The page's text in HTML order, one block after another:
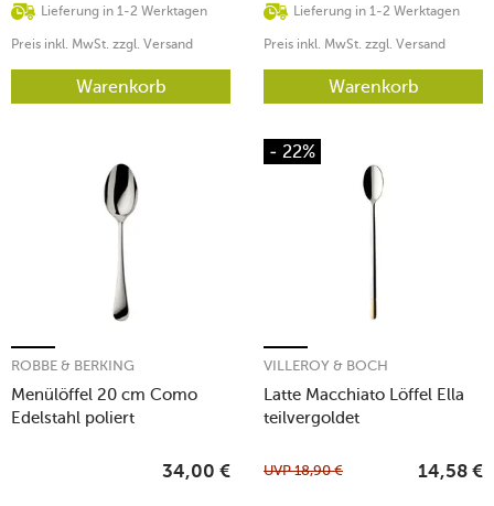
Lieferung in 1-2 Werktagen
Preis inkl. MwSt. zzgl. Versand
Warenkorb
Lieferung in 1-2 Werktagen
Preis inkl. MwSt. zzgl. Versand
Warenkorb
Menülöffel 20 cm Como
Edelstahl poliert
ROBBE & BERKING
34,00 €
- 22%
Latte Macchiato Löffel Ella
teilvergoldet
VILLEROY & BOCH
UVP18,90 € 14,58 €